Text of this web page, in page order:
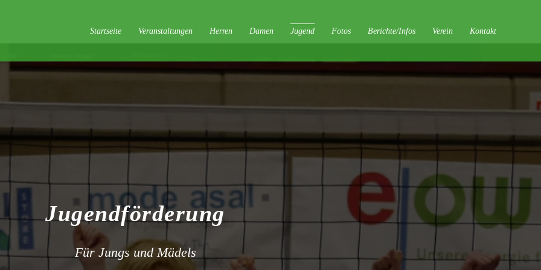
Startseite Veranstaltungen Herren Damen Jugend Fotos Berichte/Infos Verein Kontakt
Jugendförderung
Für Jungs und Mädels